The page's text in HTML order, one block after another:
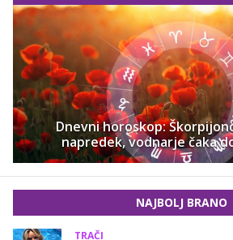
Dnevni horoskop:
napredek, vodnarje čaka
NAJBOLJ BRANO
TRAČI